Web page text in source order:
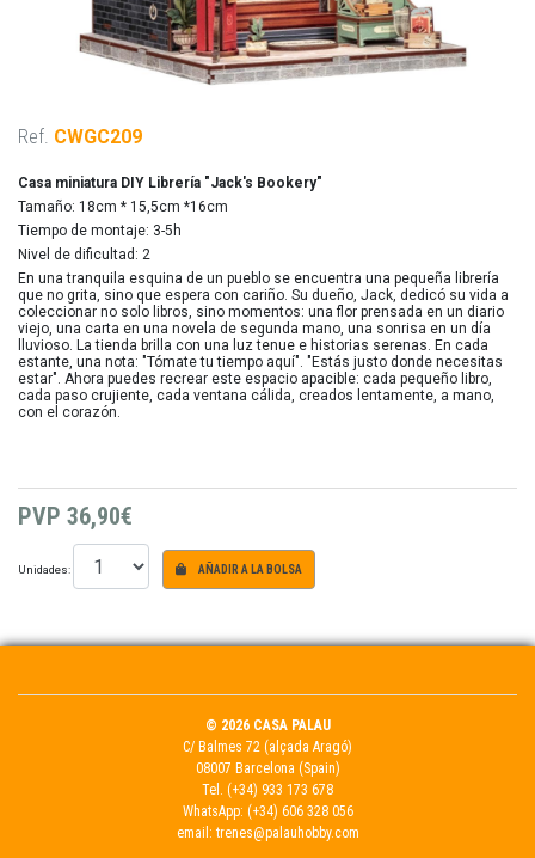
Ref. CWGC209
Casa miniatura DIY Librería "Jack's Bookery"
Tamaño: 18cm * 15,5cm *16cm
Tiempo de montaje: 3-5h
Nivel de dificultad: 2
En una tranquila esquina de un pueblo se encuentra una pequeña librería
que no grita, sino que espera con cariño. Su dueño, Jack, dedicó su vida a
coleccionar no solo libros, sino momentos: una flor prensada en un diario
viejo, una carta en una novela de segunda mano, una sonrisa en un día
lluvioso. La tienda brilla con una luz tenue e historias serenas. En cada
estante, una nota: "Tómate tu tiempo aquí". "Estás justo donde necesitas
estar". Ahora puedes recrear este espacio apacible: cada pequeño libro,
cada paso crujiente, cada ventana cálida, creados lentamente, a mano,
con el corazón.
PVP 36,90€
Unidades: AÑADIR A LA BOLSA
© 2026 CASA PALAU
C/ Balmes 72 (alçada Aragó)
08007 Barcelona (Spain)
Tel. (+34) 933 173 678
WhatsApp: (+34) 606 328 056
email: trenes@palauhobby.com